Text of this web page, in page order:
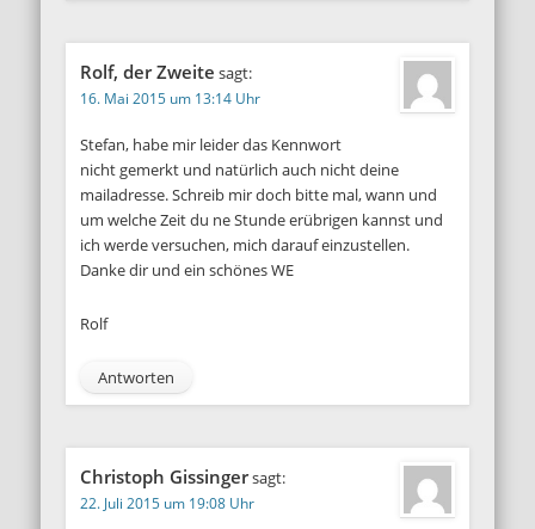
Rolf, der Zweite sagt:
16. Mai 2015 um 13:14 Uhr
Stefan, habe mir leider das Kennwort
nicht gemerkt und natürlich auch nicht deine
mailadresse. Schreib mir doch bitte mal, wann und
um welche Zeit du ne Stunde erübrigen kannst und
ich werde versuchen, mich darauf einzustellen.
Danke dir und ein schönes WE
Rolf
Antworten
Christoph Gissingersagt:
22. Juli 2015 um 19:08 Uhr